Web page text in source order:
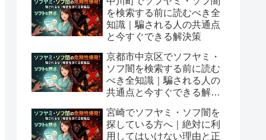
を検索する前に読むべき全
知識｜騙される人の共通点
と今すぐできる解決策
京都市中京区でソフヤミ・
ソフ闇を検索する前に読む
べき全知識｜騙される人の
共通点と今すぐできる解決
宮崎でソフヤミ・ソフ闇を
探している方へ｜絶対に利
用してはいけない理由と正